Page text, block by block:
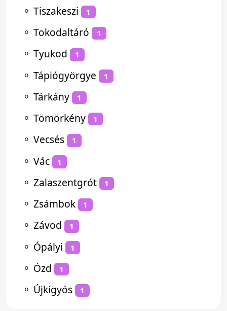
⚬ Tiszakeszi 1
⚬ Tokodaltáró 1
⚬ Tyukod 1
⚬ Tápiógyörgye 1
⚬ Tárkány 1
⚬ Tömörkény 1
⚬ Vecsés 1
⚬ Vác 1
⚬ Zalaszentgrót 1
⚬ Zsámbok 1
⚬ Závod 1
⚬ Ópályi 1
⚬ Ózd 1
⚬ Újkígyós 1